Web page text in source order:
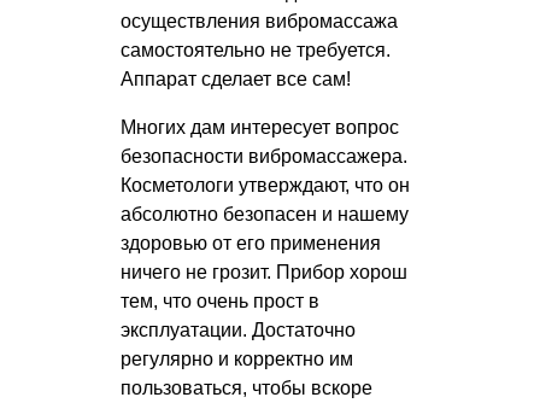
осуществления вибромассажа
самостоятельно не требуется.
Аппарат сделает все сам!
Многих дам интересует вопрос
безопасности вибромассажера.
Косметологи утверждают, что он
абсолютно безопасен и нашему
здоровью от его применения
ничего не грозит. Прибор хорош
тем, что очень прост в
эксплуатации. Достаточно
регулярно и корректно им
пользоваться, чтобы вскоре